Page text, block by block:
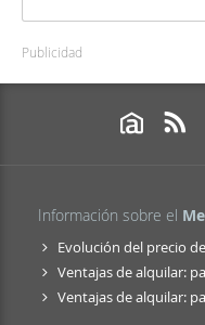
Publicidad
Información sobre el
Evolución del precio
Ventajas de alquilar:
Ventajas de alquilar: